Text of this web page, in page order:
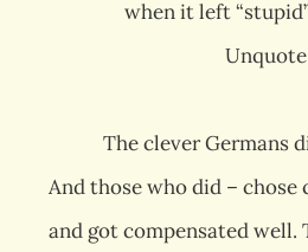
when it left
Unquote
The clever Germans
And those who did –
and got compensated well.